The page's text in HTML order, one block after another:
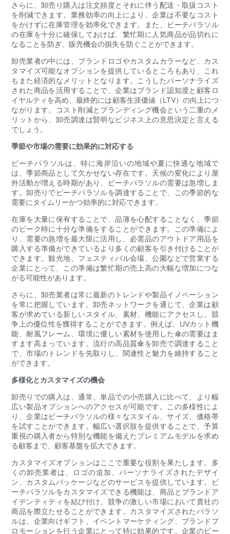
さらに、卸売り購入は注文頻度とそれに伴う配送・取扱コスト
を削減できます。業務効率の向上により、企業は不要なコスト
をかけずに在庫管理を効率化できます。また、ビーチパラソル
の在庫を十分に確保しておけば、繁忙期に人気商品が品切れに
なることを防ぎ、販売機会の損失を防ぐことができます。
卸売業者の中には、ブランドロゴやカスタムカラーなど、カス
タマイズ可能なオプションを提供しているところもあり、これ
もまた経済的なメリットとなります。こうしたパーソナライズ
された商品を活用することで、企業はブランド認知度と顧客ロ
イヤルティを高め、最終的には顧客生涯価値（LTV）の向上につ
ながります。コスト削減とブランディング機会という二重のメ
リットから、卸売調達は賢明なビジネス上の意思決定と言える
でしょう。
季節や市場の需要に効果的に対応する
ビーチパラソルは、特に海岸沿いの地域や夏に快適な地域で
は、季節商品として欠かせない存在です。天候の変化により屋
外活動が増える時期があり、ビーチパラソルの需要は急増しま
す。卸売りでビーチパラソルを調達することで、この季節的な
需要にタイムリーかつ効率的に対応できます。
在庫を大量に保有することで、品薄を心配することなく、季節
のピーク時に十分な準備をすることができます。この準備によ
り、需要の急増を最大限に活用し、必需品のアウトドア用品を
購入する準備ができているより多くの顧客を引き付けることが
できます。観光地、フェスティバル会場、公園などで営業する
企業にとって、この準備は繁忙期の売上高の大幅な増加につな
がる可能性があります。
さらに、卸売業者は常に最新のトレンドや製品イノベーション
を常に把握しています。卸売ネットワークを通じて、企業は顧
客が求めている新しいスタイル、素材、機能にアクセスし、競
争上の優位性を獲得することができます。例えば、UVカット機
能、耐風フレーム、環境に優しい素材を使用した傘の需要はま
すます高まっています。流行の高品質傘を卸売で調達すること
で、市場のトレンドを先取りし、関連性と魅力を維持すること
ができます。
多様化とカスタマイズの機会
卸売りでの購入は、通常、単品での小売購入に比べて、より幅
広い製品オプションへのアクセスが可能です。この多様性によ
り、企業はビーチパラソルの様々なスタイル、サイズ、価格帯
を試すことができます。幅広い選択肢を提供することで、予算
重視の購入者から特別な機能を備えたプレミアムモデルを求め
る顧客まで、顧客基盤を拡大できます。
カスタマイズオプションはここで重要な役割を果たします。多
くの卸売業者は、ロゴの追加、パーソナライズされたデザイ
ン、カスタムパッケージなどのサービスを提供しています。ビ
ーチパラソルをカスタマイズできる機能は、商品とブランドア
イデンティティを結び付け、競争の激しい市場において貴社の
商品を際立たせることができます。カスタマイズされたパラソ
ルは、企業向けギフト、イベントマーケティング、ブランドプ
ロモーションを行う企業にとって特に効果的です。企業のビー